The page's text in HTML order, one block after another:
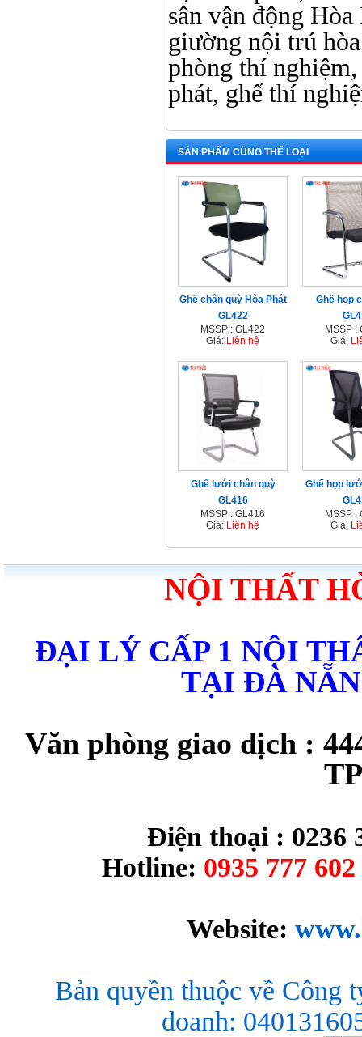
sân vận động
giường nội trú
phòng thí
phát, ghế thí
SẢN PHẨM CÙNG THỂ LOẠI
Ghế chân quỳ Hòa Phát
GL422
MSSP : GL422
Giá: Liên hệ
Ghế họp
MSSP :
Giá:
Ghế lưới chân quỳ
GL416
MSSP : GL416
Giá: Liên hệ
Ghế họp
MSSP :
Giá:
NỘI THẤT
ĐẠI LÝ CẤP 1 NỘI
TẠI ĐÀ
Văn phòng giao dịch :
Điện thoại : 0236
Hotline: 0935 777
Website:
Bản quyền thuộc về Công
doanh: